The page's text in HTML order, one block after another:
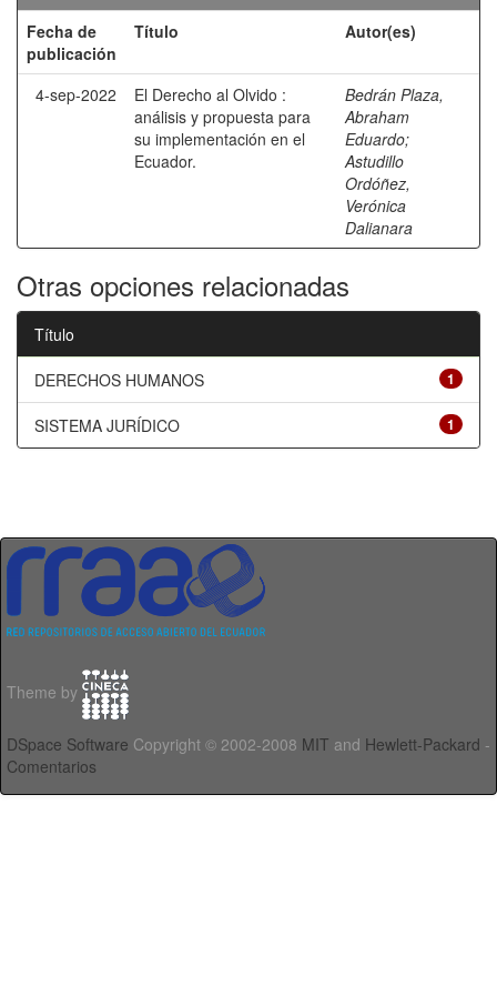
Fecha de
publicación
Título Autor(es)
4-sep-2022
El Derecho al Olvido :
análisis y propuesta para
su implementación en el
Ecuador.
Bedrán Plaza,
Abraham
Eduardo;
Astudillo
Ordóñez,
Verónica
Dalianara
Otras opciones relacionadas
Título
1
DERECHOS HUMANOS
1
SISTEMA JURÍDICO
Theme by
DSpace Software Copyright © 2002-2008 MIT and Hewlett-Packard -
Comentarios